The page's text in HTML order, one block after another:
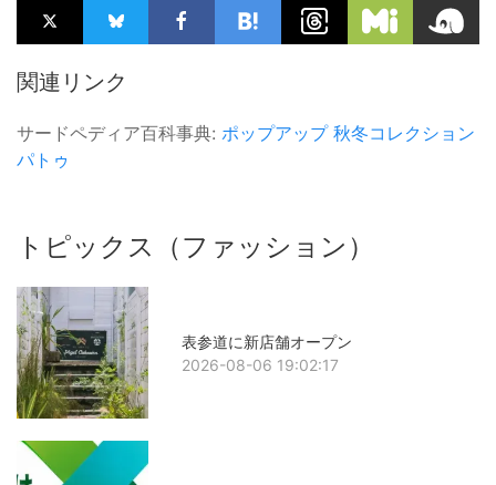
関連リンク
サードペディア百科事典: ポップアップ 秋冬コレクション
パトゥ
トピックス（ファッション）
表参道に新店舗オープン
2026-08-06 19:02:17